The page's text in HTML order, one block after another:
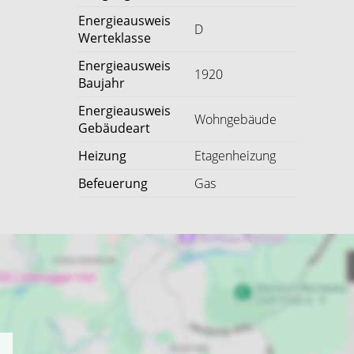
Energieausweis
Werteklasse
D
Energieausweis
Baujahr
1920
Energieausweis
Gebäudeart
Wohngebäude
Heizung
Etagenheizung
Befeuerung
Gas